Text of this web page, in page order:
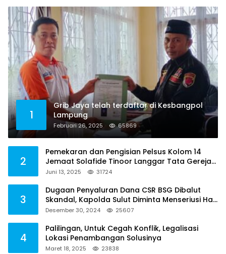
1
Grib Jaya telah terdaftar di Kesbangpol
Lampung
Februari 26, 2025 65869
2
Pemekaran dan Pengisian Pelsus Kolom 14
Jemaat Solafide Tinoor Langgar Tata Gereja
2021, Toreh : Ini Perbuatan Melawan Hukum
Juni 13, 2025 31724
3
Dugaan Penyaluran Dana CSR BSG Dibalut
Skandal, Kapolda Sulut Diminta Menseriusi Hal
ini
Desember 30, 2024 25607
4
Palilingan, Untuk Cegah Konflik, Legalisasi
Lokasi Penambangan Solusinya
Maret 18, 2025 23838